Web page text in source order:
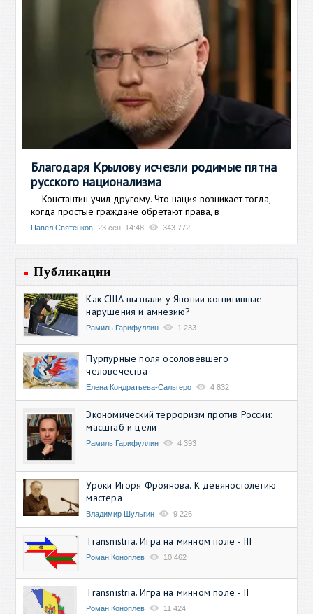
Благодаря Крылову исчезли родимые пятна
русского национализма
Константин учил другому. Что нация возникает тогда,
когда простые граждане обретают права, в
Павел Святенков 23 сен, 14:48 343 772
Публикации
Как США вызвали у Японии когнитивные
нарушения и амнезию?
Рамиль Гарифуллин 1 233
Пурпурные поля осоловевшего
человечества
Елена Кондратьева-Сальгеро 4 832
Экономический терроризм против России:
масштаб и цели
Рамиль Гарифуллин 4 393
Уроки Игоря Фроянова. К девяностолетию
мастера
Владимир Шульгин 9 226
Transnistria. Игра на минном поле - III
Роман Коноплев 10 462
Transnistria. Игра на минном поле - II
Роман Коноплев 11 424